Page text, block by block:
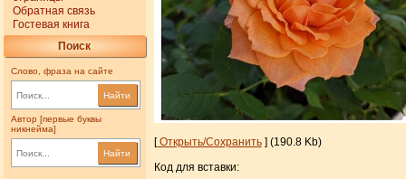
Обратная связь
Гостевая книга
Поиск
Слово, фраза на сайте
Найти
Автор [первые буквы
никнейма]
Найти
[Открыть/Сохранить] (190.8 Kb)
Код для вставки: